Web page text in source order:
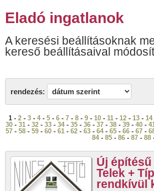
Eladó ingatlanok
A keresési beállításoknak
kereső beállításaival
rendezés:
1 - 2 - 3 - 4- 5 - 6 - 7 - 8 - 9 - 10 - 11 - 12 - 13 - 14
30 - 31 - 32 - 33 - 34- 35 - 36 - 37 - 38 - 39 - 40 -
57 - 58 - 59 - 60 - 61 - 62 - 63 - 64- 65 - 66 - 67 -
84- 85 - 86 - 87 - 88
Új
Telek +
rendkívül